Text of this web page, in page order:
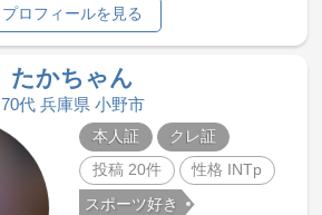
プロフィールを見る
たかちゃん
70代 兵庫県 小野市
本人証
クレ証
投稿 20件
性格 INTp
スポーツ好き